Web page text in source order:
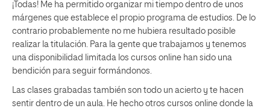
¡Todas! Me ha permitido organizar mi tiempo dentro de unos
márgenes que establece el propio programa de estudios. De lo
contrario probablemente no me hubiera resultado posible
realizar la titulación. Para la gente que trabajamos y tenemos
una disponibilidad limitada los cursos online han sido una
bendición para seguir formándonos.
Las clases grabadas también son todo un acierto y te hacen
sentir dentro de un aula. He hecho otros cursos online donde la